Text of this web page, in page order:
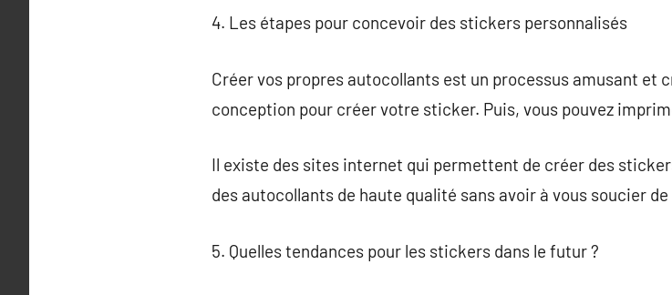
4. Les étapes pour concevoir des stickers personnalisés
Créer vos propres autocollants est un processus amusant et
conception pour créer votre sticker. Puis, vous pouvez
Il existe des sites internet qui permettent de créer des
des autocollants de haute qualité sans avoir à vous soucier de
5. Quelles tendances pour les stickers dans le futur ?